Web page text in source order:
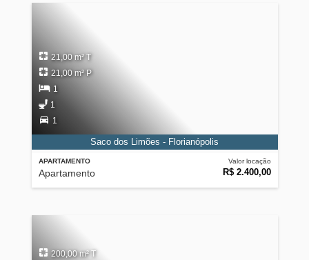
APARTAMENTO
Apartamento
Valor locação
R$ 2.400,00
21,00 m² T
21,00 m² P
1
1
1
Saco dos Limões - Florianópolis
200,00 m² T